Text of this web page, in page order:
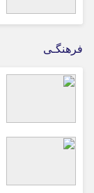
فرهنگـی